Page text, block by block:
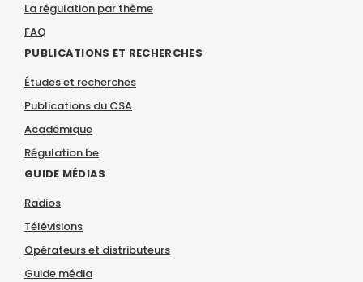
La régulation par thème
FAQ
PUBLICATIONS ET RECHERCHES
Études et recherches
Publications du CSA
Académique
Régulation.be
GUIDE MÉDIAS
Radios
Télévisions
Opérateurs et distributeurs
Guide média